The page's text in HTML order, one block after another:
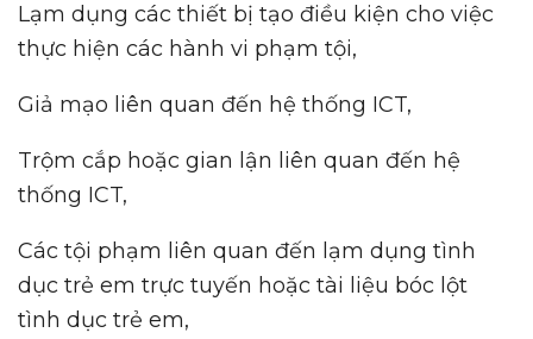
Lạm dụng các thiết bị tạo điều kiện cho việc
thực hiện các hành vi phạm tội,
Giả mạo liên quan đến hệ thống ICT,
Trộm cắp hoặc gian lận liên quan đến hệ
thống ICT,
Các tội phạm liên quan đến lạm dụng tình
dục trẻ em trực tuyến hoặc tài liệu bóc lột
tình dục trẻ em,